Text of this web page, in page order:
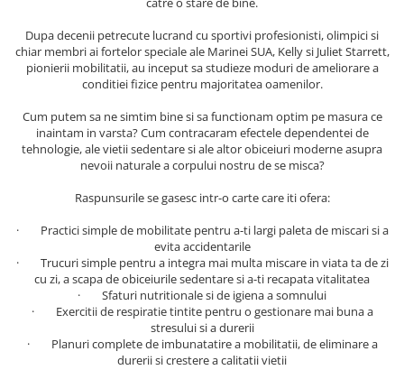
Medicina & Farmacie
Medicina Pentru Toti
SealfHealing
Sport
Starea de bine
Terapii Alternative
AudioBook
Beletristica
Biografii, Memorii, Jurnale
Carti erotice
Carti pentru Adolescenti, Young
Crime, Thriller, Mistery
Dupa decenii petrecute lucrand cu sportivi profesionisti, olimpici si
chiar membri ai fortelor speciale ale Marinei SUA, Kelly si Juliet Starrett,
pionierii mobilitatii, au inceput sa studieze moduri de ameliorare a
conditiei fizice pentru majoritatea oamenilor.
Cum putem sa ne simtim bine si sa functionam optim pe masura ce
inaintam in varsta? Cum contracaram efectele dependentei de
tehnologie, ale vietii sedentare si ale altor obiceiuri moderne asupra
nevoii naturale a corpului nostru de se misca?
Raspunsurile se gasesc intr-o carte care iti ofera:
· Practici simple de mobilitate pentru a-ti largi paleta de miscari si a
evita accidentarile
· Trucuri simple pentru a integra mai multa miscare in viata ta de zi
cu zi, a scapa de obiceiurile sedentare si a-ti recapata vitalitatea
· Sfaturi nutritionale si de igiena a somnului
· Exercitii de respiratie tintite pentru o gestionare mai buna a
stresului si a durerii
· Planuri complete de imbunatatire a mobilitatii, de eliminare a
durerii si crestere a calitatii vietii